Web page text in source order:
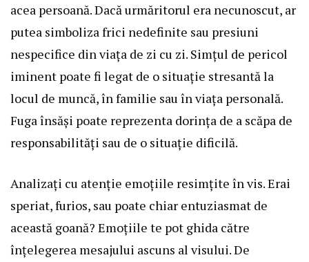
acea persoană. Dacă urmăritorul era necunoscut, ar
putea simboliza frici nedefinite sau presiuni
nespecifice din viața de zi cu zi. Simțul de pericol
iminent poate fi legat de o situație stresantă la
locul de muncă, în familie sau în viața personală.
Fuga însăși poate reprezenta dorința de a scăpa de
responsabilități sau de o situație dificilă.
Analizați cu atenție emoțiile resimțite în vis. Erai
speriat, furios, sau poate chiar entuziasmat de
această goană? Emoțiile te pot ghida către
înțelegerea mesajului ascuns al visului. De